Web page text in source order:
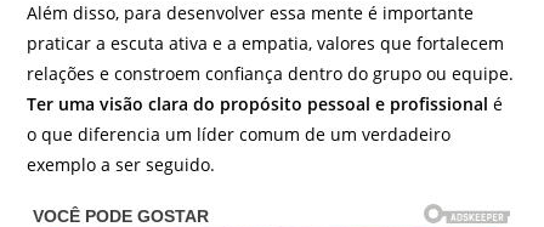
Além disso, para desenvolver essa mente é importante
praticar a escuta ativa e a empatia, valores que fortalecem
relações e constroem confiança dentro do grupo ou equipe.
Ter uma visão clara do propósito pessoal e profissional é
o que diferencia um líder comum de um verdadeiro
exemplo a ser seguido.